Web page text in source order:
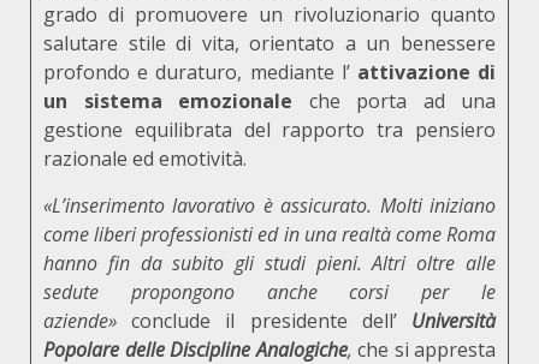
grado di promuovere un rivoluzionario quanto
salutare stile di vita, orientato a un benessere
profondo e duraturo, mediante l’ attivazione di
un sistema emozionale che porta ad una
gestione equilibrata del rapporto tra pensiero
razionale ed emotività.
«L’inserimento lavorativo è assicurato. Molti iniziano
come liberi professionisti ed in una realtà come Roma
hanno fin da subito gli studi pieni. Altri oltre alle
sedute propongono anche corsi per le
aziende» conclude il presidente dell’ Università
Popolare delle Discipline Analogiche, che si appresta